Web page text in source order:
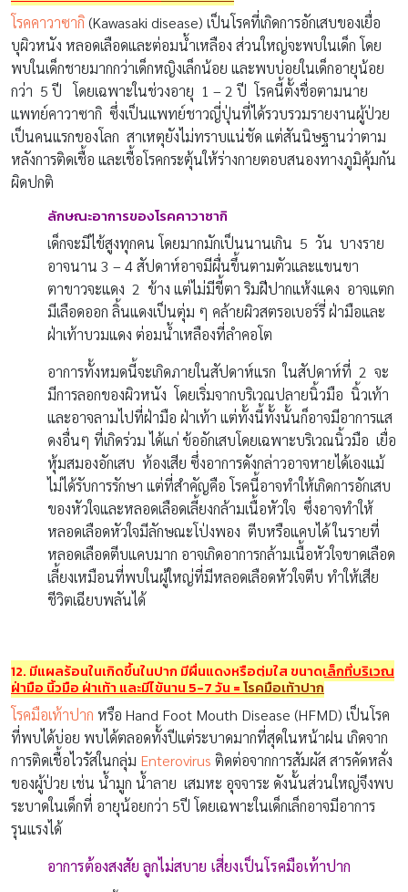
โรคคาวาซากิ(Kawasaki disease) เป็นโรคที่เกิดการอักเสบของเยื่อ
บุผิวหนัง หลอดเลือดและต่อมน้ำเหลือง ส่วนใหญ่จะพบในเด็ก โดย
พบในเด็กชายมากกว่าเด็กหญิงเล็กน้อย และพบบ่อยในเด็กอายุน้อย
กว่า 5 ปี โดยเฉพาะในช่วงอายุ 1 – 2 ปี โรคนี้ตั้งชื่อตามนาย
แพทย์คาวาซากิ ซึ่งเป็นแพทย์ชาวญี่ปุ่นที่ได้รวบรวมรายงานผู้ป่วย
เป็นคนแรกของโลก สาเหตุยังไม่ทราบแน่ชัด แต่สันนิษฐานว่าตาม
หลังการติดเชื้อ และเชื้อโรคกระตุ้นให้ร่างกายตอบสนองทางภูมิคุ้มกัน
ผิดปกติ
ลักษณะอาการของโรคคาวาซากิ
เด็กจะมีไข้สูงทุกคน โดยมากมักเป็นนานเกิน 5 วัน บางราย
อาจนาน 3 – 4 สัปดาห์อาจมีผื่นขึ้นตามตัวและแขนขา
ตาขาวจะแดง 2 ข้าง แต่ไม่มีขี้ตา ริมฝีปากแห้งแดง อาจแตก
มีเลือดออก ลิ้นแดงเป็นตุ่ม ๆ คล้ายผิวสตรอเบอร์รี่ ฝ่ามือและ
ฝ่าเท้าบวมแดง ต่อมน้ำเหลืองที่ลำคอโต
อาการทั้งหมดนี้จะเกิดภายในสัปดาห์แรก ในสัปดาห์ที่ 2 จะ
มีการลอกของผิวหนัง โดยเริ่มจากบริเวณปลายนิ้วมือ นิ้วเท้า
และอาจลามไปที่ฝ่ามือ ฝ่าเท้า แต่ทั้งนี้ทั้งนั้นก็อาจมีอาการแส
ดงอื่นๆ ที่เกิดร่วม ได้แก่ ข้ออักเสบโดยเฉพาะบริเวณนิ้วมือ เยื่อ
หุ้มสมองอักเสบ ท้องเสีย ซึ่งอาการดังกล่าวอาจหายได้เองแม้
ไม่ได้รับการรักษา แต่ที่สำคัญคือ โรคนี้อาจทำให้เกิดการอักเสบ
ของหัวใจและหลอดเลือดเลี้ยงกล้ามเนื้อหัวใจ ซึ่งอาจทำให้
หลอดเลือดหัวใจมีลักษณะโป่งพอง ตีบหรือแคบได้ ในรายที่
หลอดเลือดตีบแคบมาก อาจเกิดอาการกล้ามเนื้อหัวใจขาดเลือด
เลี้ยงเหมือนที่พบในผู้ใหญ่ที่มีหลอดเลือดหัวใจตีบ ทำให้เสีย
ชีวิตเฉียบพลันได้
12. มีแผลร้อนในเกิดขึ้นในปาก มีผื่นแดงหรือตุ่มใส ขนาดเล็กที่บริเวณ
ฝ่ามือ นิ้วมือ ฝ่าเท้า และมีไข้นาน 5-7 วัน =โรคมือเท้าปาก
โรคมือเท้าปาก หรือ Hand Foot Mouth Disease (HFMD) เป็นโรค
ที่พบได้บ่อย พบได้ตลอดทั้งปีแต่ระบาดมากที่สุดในหน้าฝน เกิดจาก
การติดเชื้อไวรัสในกลุ่ม Enterovirus ติดต่อจากการสัมผัส สารคัดหลั่ง
ของผู้ป่วย เช่น น้ำมูก น้ำลาย เสมหะ อุจจาระ ดังนั้นส่วนใหญ่จึงพบ
ระบาดในเด็กที่ อายุน้อยกว่า 5ปี โดยเฉพาะในเด็กเล็กอาจมีอาการ
รุนแรงได้
อาการต้องสงสัย ลูกไม่สบาย เสี่ยงเป็นโรคมือเท้าปาก